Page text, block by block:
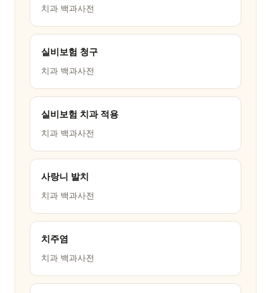
치과 백과사전
실비보험 청구
치과 백과사전
실비보험 치과 적용
치과 백과사전
사랑니 발치
치과 백과사전
치주염
치과 백과사전